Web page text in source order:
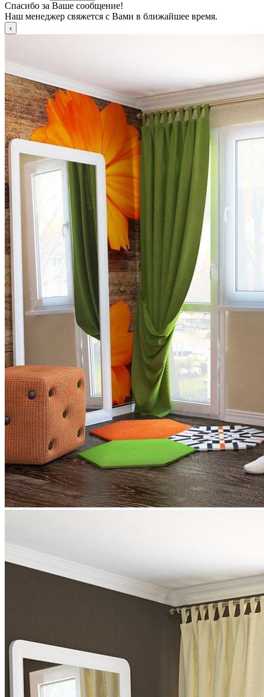
Спасибо за Ваше сообщение!
Наш менеджер свяжется с Вами в ближайшее время.